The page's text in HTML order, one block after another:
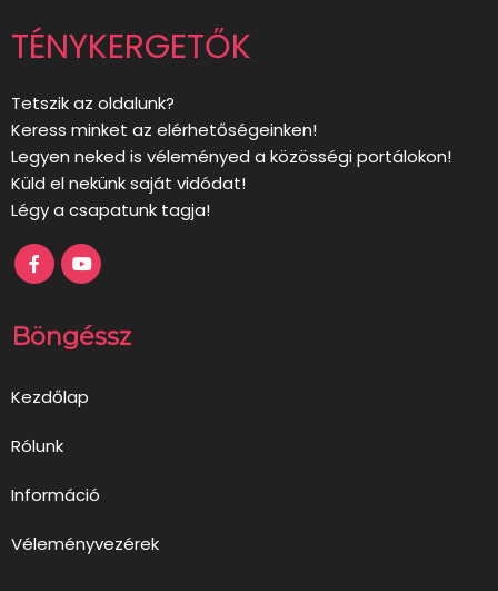
TÉNYKERGETŐK
Tetszik az oldalunk?
Keress minket az elérhetőségeinken!
Legyen neked is véleményed a közösségi portálokon!
Küld el nekünk saját vidódat!
Légy a csapatunk tagja!
Böngéssz
Kezdőlap
Rólunk
Információ
Véleményvezérek